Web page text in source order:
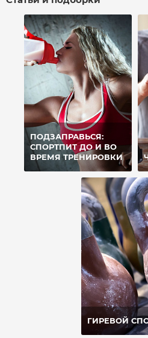
ПОДЗАПРАВЬСЯ:
СПОРТПИТ ДО И ВО
ВРЕМЯ ТРЕНИРОВКИ
ГИРЕВОЙ